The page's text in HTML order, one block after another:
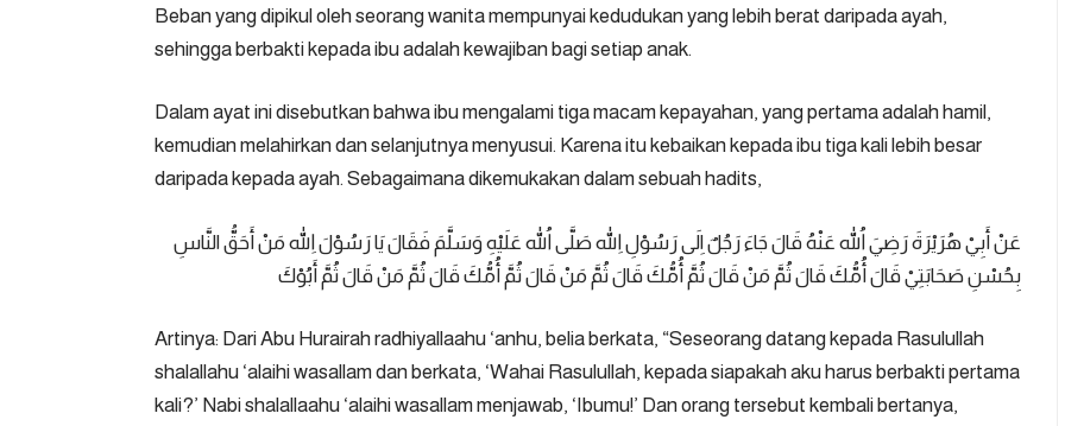
Beban yang dipikul oleh seorang wanita mempunyai kedudukan yang lebih berat daripada ayah,
sehingga berbakti kepada ibu adalah kewajiban bagi setiap anak.
Dalam ayat ini disebutkan bahwa ibu mengalami tiga macam kepayahan, yang pertama adalah hamil,
kemudian melahirkan dan selanjutnya menyusui. Karena itu kebaikan kepada ibu tiga kali lebih besar
daripada kepada ayah. Sebagaimana dikemukakan dalam sebuah hadits,
عَنْ أَبِيْ هُرَيْرَةَ رَضِيَ اللهُ عَنْهُ قَالَ جَاءَ رَجُلٌ اِلَى رَسُوْلِ اللهِ صَلَّى اللهُ عَلَيْهِ وَسَلَّمَ فَقَالَ يَا رَسُوْلَ اللهِ مَنْ أَحَقُّ النَّاسِ
بِحُسْنِ صَحَابَتِيْ قَالَ أُمُّكَ قَالَ ثُمَّ مَنْ قَالَ ثُمَّ أُمُّكَ قَالَ ثُمَّ مَنْ قَالَ ثُمَّ أُمُّكَ قَالَ ثُمَّ مَنْ قَالَ ثُمَّ أَبُوْكَ
Artinya: Dari Abu Hurairah radhiyallaahu ‘anhu, belia berkata, “Seseorang datang kepada Rasulullah
shalallahu ‘alaihi wasallam dan berkata, ‘Wahai Rasulullah, kepada siapakah aku harus berbakti pertama
kali?’ Nabi shalallaahu ‘alaihi wasallam menjawab, ‘Ibumu!’ Dan orang tersebut kembali bertanya,